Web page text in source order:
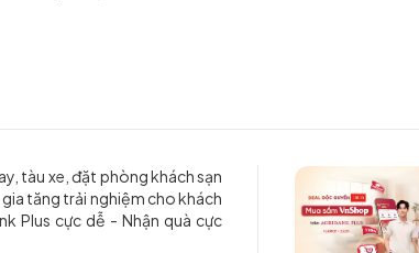
tàu xe, đặt phòng khách sạn
tăng trải nghiệm cho khách
Plus cực dễ - Nhận quà cực